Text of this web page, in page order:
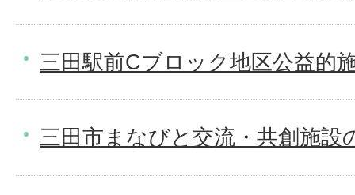
三田駅前Cブロック地区公益的
三田市まなびと交流・共創施設